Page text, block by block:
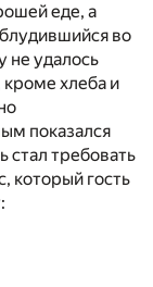
еде, а
во
не удалось
кроме хлеба и
показался
стал требовать
который гость